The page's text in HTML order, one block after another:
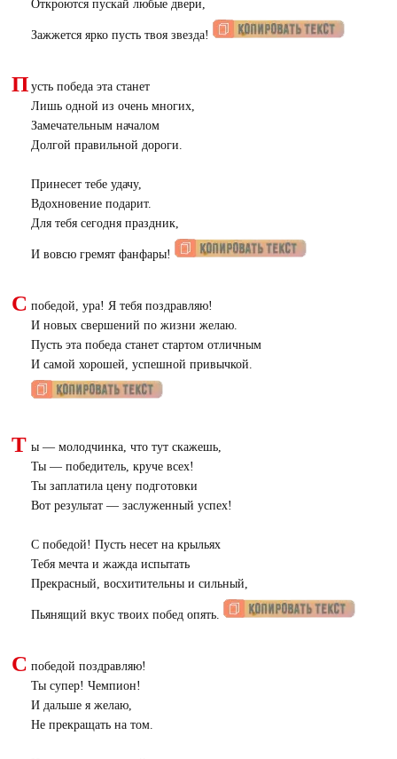
Откроются пускай любые двери,
Зажжется ярко пусть твоя звезда!
П усть победа эта станет
Лишь одной из очень многих,
Замечательным началом
Долгой правильной дороги.
Принесет тебе удачу,
Вдохновение подарит.
Для тебя сегодня праздник,
И вовсю гремят фанфары!
С победой, ура! Я тебя поздравляю!
И новых свершений по жизни желаю.
Пусть эта победа станет стартом отличным
И самой хорошей, успешной привычкой.
Т ы — молодчинка, что тут скажешь,
Ты — победитель, круче всех!
Ты заплатила цену подготовки
Вот результат — заслуженный успех!
С победой! Пусть несет на крыльях
Тебя мечта и жажда испытать
Прекрасный, восхитительны и сильный,
Пьянящий вкус твоих побед опять.
С победой поздравляю!
Ты супер! Чемпион!
И дальше я желаю,
Не прекращать на том.